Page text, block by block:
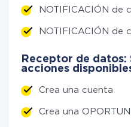
NOTIFICACIÓN de
NOTIFICACIÓN de
Receptor de datos:
acciones
Crea una cuenta
Crea una